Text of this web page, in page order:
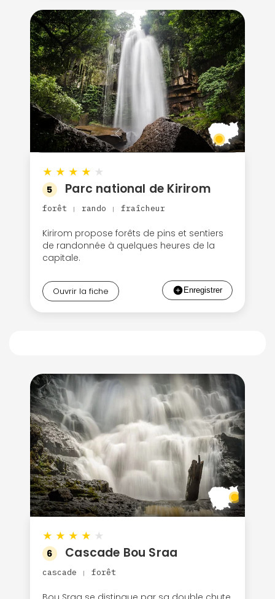
★ ★ ★ ★ ★
5 Parc national de Kirirom
forêt | rando | fraîcheur
Kirirom propose forêts de pins et sentiers
de randonnée à quelques heures de la
capitale.
Ouvrir la fiche
★ ★ ★ ★ ★
6 Cascade Bou Sraa
cascade | forêt